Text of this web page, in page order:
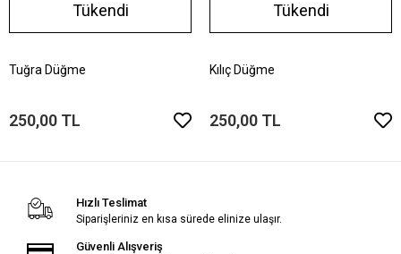
Tükendi
Tuğra Düğme
250,00 TL
Tükendi
Kılıç Düğme
250,00 TL
Hızlı Teslimat
Siparişleriniz en kısa sürede elinize ulaşır.
Güvenli Alışveriş